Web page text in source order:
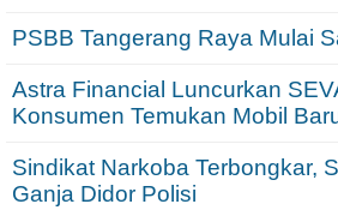
PSBB Tangerang Raya Mulai
Astra Financial Luncurkan
Konsumen Temukan Mobil
Sindikat Narkoba Terbongkar,
Ganja Didor Polisi